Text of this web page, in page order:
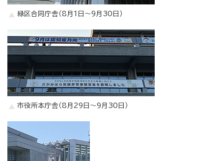
緑区合同庁舎（8月1日～9月30日）
市役所本庁舎（8月29日～9月30日）